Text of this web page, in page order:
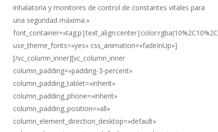
inhalatoria y monitores de control de constantes vitales para
una seguridad máxima.»
use_theme_fonts=»yes» css_animation=»fadeInUp»]
[/vc_column_inner][vc_column_inner
column_padding=»padding-3-percent»
column_padding_tablet=»inherit»
column_padding_phone=»inherit»
column_padding_position=»all»
column_element_direction_desktop=»default»